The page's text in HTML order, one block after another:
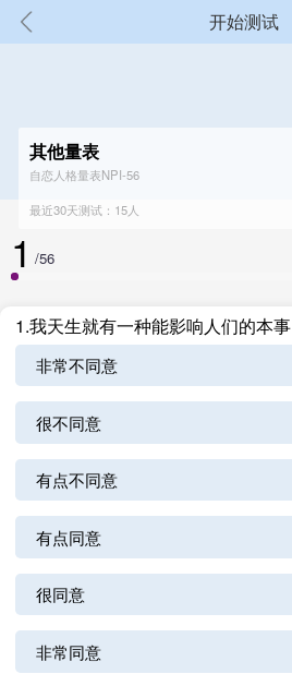
开始测试
其他量表
自恋人格量表NPI-56
最近30天测试：15人
1 /56
1.我天生就有一种能影响人们的本事
非常不同意
很不同意
有点不同意
有点同意
很同意
非常同意